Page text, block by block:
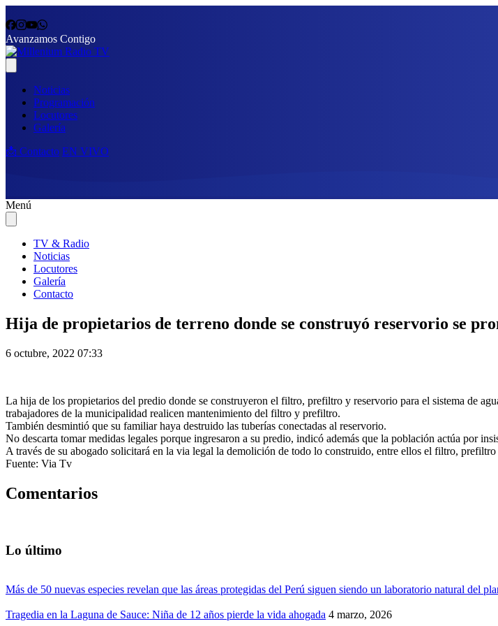
Avanzamos Contigo
Noticias
Programación
Locutores
Galería
📩 Contacto EN VIVO
Menú
TV & Radio
Noticias
Locutores
Galería
Contacto
Hija de propietarios de terreno donde se construyó reservorio se
6 octubre, 2022 07:33
La hija de los propietarios del predio donde se construyeron el filtro, prefiltro y reservorio para el sistema de
trabajadores de la municipalidad realicen mantenimiento del filtro y prefiltro.
También desmintió que su familiar haya destruido las tuberías conectadas al reservorio.
No descarta tomar medidas legales porque ingresaron a su predio, indicó además que la población actúa por
A través de su abogado solicitará en la via legal la demolición de todo lo construido, entre ellos el filtro,
Fuente: Via Tv
Comentarios
Lo último
Más de 50 nuevas especies revelan que las áreas protegidas del Perú siguen siendo un laboratorio natural del
Tragedia en la Laguna de Sauce: Niña de 12 años pierde la vida ahogada 4 marzo, 2026